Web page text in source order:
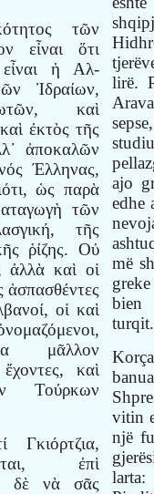
τῶν
εἶναι ὅτι
ἡ Αλ-
Ἰδραίων,
καὶ
ἐκτὸς τῆς
ἀποκαλῶν
Έλληνας,
ὡς παρὰ
τῶν
τῆς
ῥίζης. Οὐ
ἀλλὰ καὶ οἱ
ἀσπασθέντες
οἱ καὶ
μᾶλλον
καὶ
Τούρκων
Γκιόρτζια,
ἐπὶ
δὲ νὰ σᾶς
lirë.
ajo
edhe
më
bien
turqit.
vitin
një